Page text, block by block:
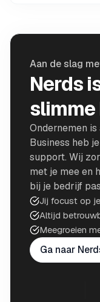
Aan de slag
Nerds
slimme
Ondernemen
Business heb
support. Wij
met je mee en
bij je bedrijf
Jij focust op
Altijd
Meegroeien
Ga naar